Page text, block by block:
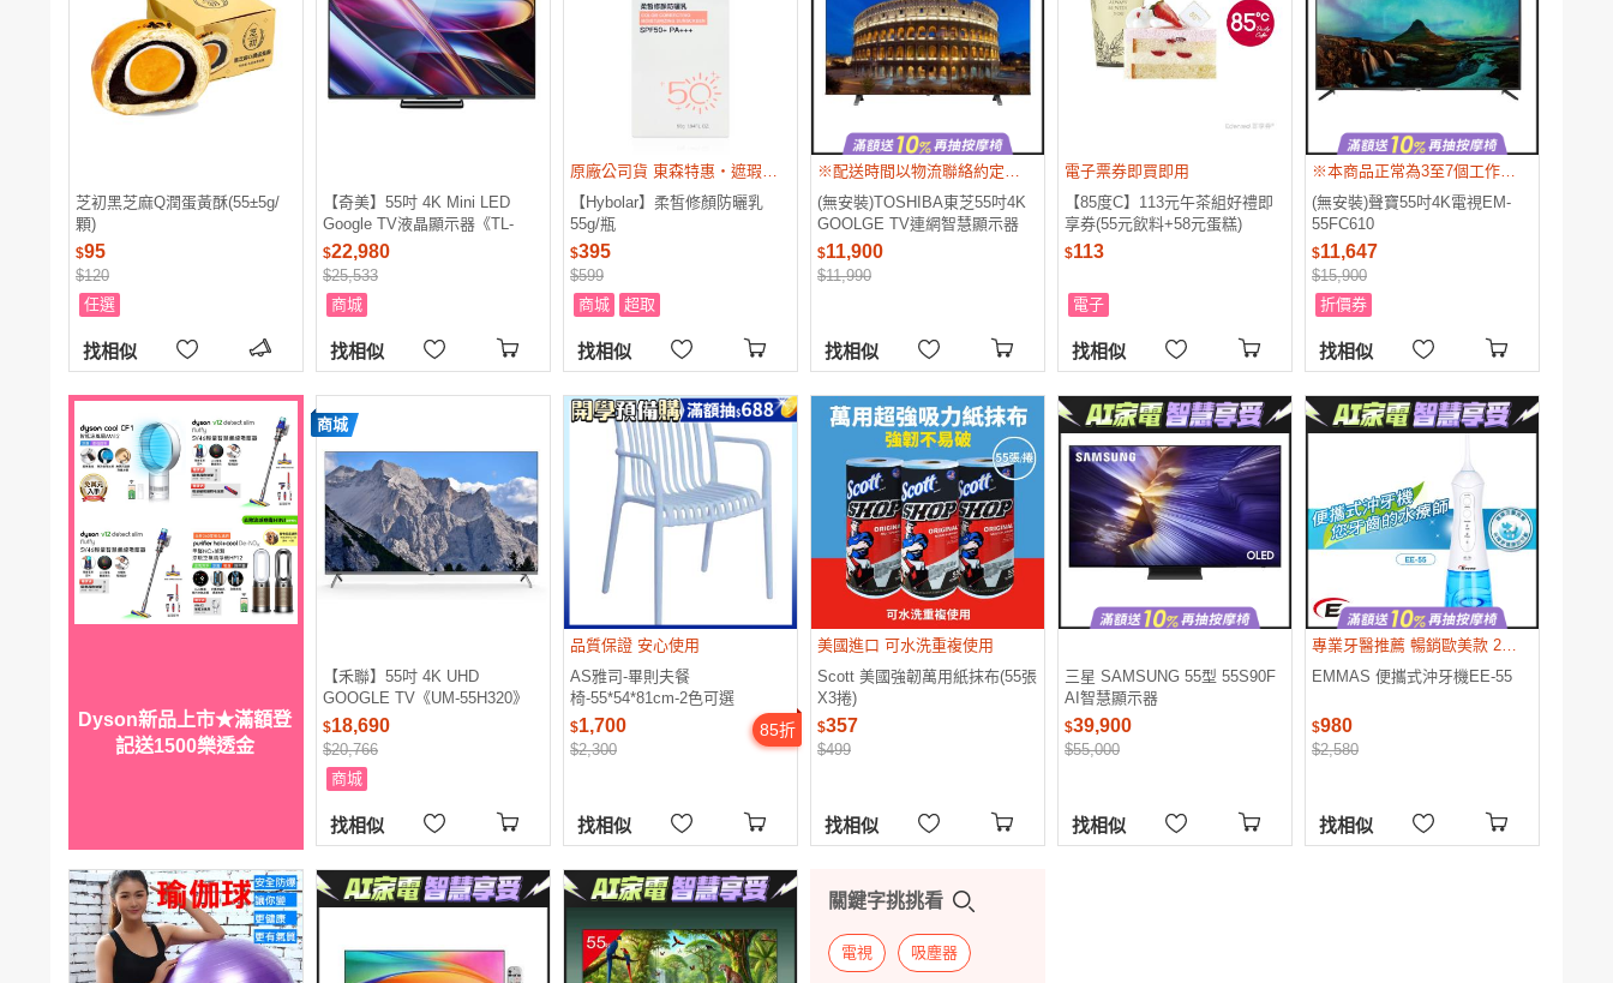
芝初黑芝麻Q潤蛋黃酥(55±5g/
顆)
$95
$120
任選
找相似
【奇美】55吋 4K Mini LED
Google TV液晶顯示器《TL-
55UM10》(安裝另計)
$22,980
$25,533
商城
找相似
原廠公司貨 東森特惠・遮瑕 潤色 防曬 三合一
【Hybolar】柔皙修顏防曬乳
55g/瓶
$395
$599
商城
超取
找相似
※配送時間以物流聯絡約定的時間為準 ※偏遠地區及外島不送！
(無安裝)TOSHIBA東芝55吋4K
GOOLGE TV連網智慧顯示器
55C350NT
$11,900
$11,990
找相似
電子票券即買即用
【85度C】113元午茶組好禮即
享券(55元飲料+58元蛋糕)
$113
電子
找相似
※本商品正常為3至7個工作天會以電話或簡訊聯絡後續配送時間 ※配送時間以物流聯絡約定的時間為準
(無安裝)聲寶55吋4K電視EM-
55FC610
$11,647
$15,900
折價券
找相似
Dyson新品上市★滿額登
記送1500樂透金
商城
【禾聯】55吋 4K UHD
GOOGLE TV《UM-55H320》
(視訊盒另購、不含安裝)
$18,690
$20,766
商城
找相似
品質保證 安心使用
AS雅司-畢則夫餐
椅-55*54*81cm-2色可選
$1,700
$2,300
85折
找相似
美國進口 可水洗重複使用
Scott 美國強韌萬用紙抹布(55張
X3捲)
$357
$499
找相似
三星 SAMSUNG 55型 55S90F
AI智慧顯示器
QA55S90FAXXZW 不含安裝 一
樓簽收
$39,900
$55,000
找相似
專業牙醫推薦 暢銷歐美款 2018年搶先上市新機種
EMMAS 便攜式沖牙機EE-55
$980
$2,580
找相似
關鍵字挑挑看
電視 吸塵器